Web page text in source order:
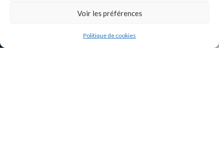
Voir les préférences
Politique de cookies